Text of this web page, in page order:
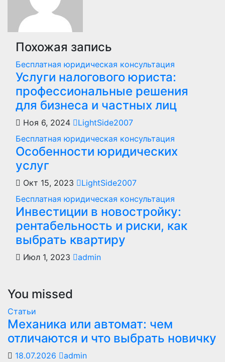
Похожая запись
Бесплатная юридическая консультация
Услуги налогового юриста:
профессиональные решения
для бизнеса и частных лиц
Ноя 6, 2024
LightSide2007
Бесплатная юридическая консультация
Особенности юридических
услуг
Окт 15, 2023
LightSide2007
Бесплатная юридическая консультация
Инвестиции в новостройку:
рентабельность и риски, как
выбрать квартиру
Июл 1, 2023 admin
You missed
Статьи
Механика или автомат: чем
отличаются и что выбрать новичку
18.07.2026
admin